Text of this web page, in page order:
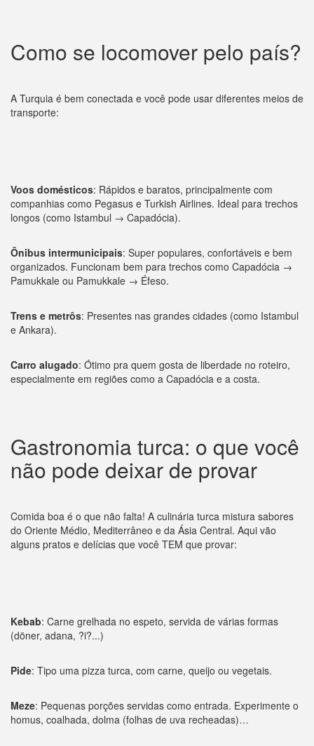
Como se locomover pelo país?
A Turquia é bem conectada e você pode usar diferentes meios de
transporte:
Voos domésticos: Rápidos e baratos, principalmente com
companhias como Pegasus e Turkish Airlines. Ideal para trechos
longos (como Istambul → Capadócia).
Ônibus intermunicipais: Super populares, confortáveis e bem
organizados. Funcionam bem para trechos como Capadócia →
Pamukkale ou Pamukkale → Éfeso.
Trens e metrôs: Presentes nas grandes cidades (como Istambul
e Ankara).
Carro alugado: Ótimo pra quem gosta de liberdade no roteiro,
especialmente em regiões como a Capadócia e a costa.
Gastronomia turca: o que você
não pode deixar de provar
Comida boa é o que não falta! A culinária turca mistura sabores
do Oriente Médio, Mediterrâneo e da Ásia Central. Aqui vão
alguns pratos e delícias que você TEM que provar:
Kebab: Carne grelhada no espeto, servida de várias formas
(döner, adana, ?i?...)
Pide: Tipo uma pizza turca, com carne, queijo ou vegetais.
Meze: Pequenas porções servidas como entrada. Experimente o
homus, coalhada, dolma (folhas de uva recheadas)…